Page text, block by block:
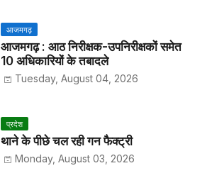
आजमगढ़
आजमगढ़ : आठ निरीक्षक-उपनिरीक्षकों समेत
10 अधिकारियों के तबादले
Tuesday, August 04, 2026
प्रदेश
थाने के पीछे चल रही गन फैक्ट्री
Monday, August 03, 2026